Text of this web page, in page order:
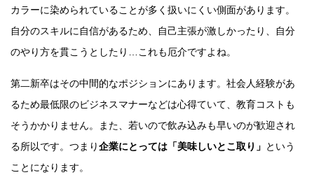
カラーに染められていることが多く扱いにくい側面があります。
自分のスキルに自信があるため、自己主張が激しかったり、自分
のやり方を貫こうとしたり…これも厄介ですよね。
第二新卒はその中間的なポジションにあります。社会人経験があ
るため最低限のビジネスマナーなどは心得ていて、教育コストも
そうかかりません。また、若いので飲み込みも早いのが歓迎され
る所以です。つまり企業にとっては「美味しいとこ取り」 という
ことになります。